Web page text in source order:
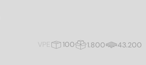
VPE
100 1.800 43.200